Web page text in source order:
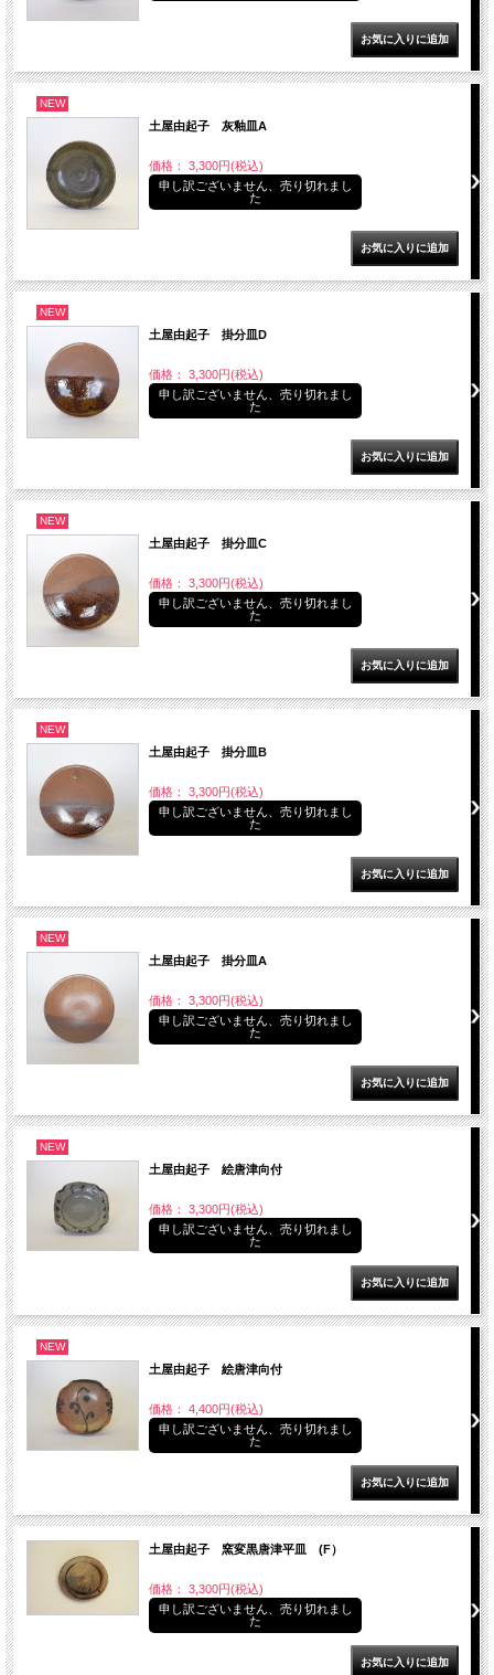
NEW
土屋由起子 灰釉皿A
価格： 3,300円(税込)
申し訳ございません、売り切れまし
た
NEW
土屋由起子 掛分皿D
価格： 3,300円(税込)
申し訳ございません、売り切れまし
た
NEW
土屋由起子 掛分皿C
価格： 3,300円(税込)
申し訳ございません、売り切れまし
た
NEW
土屋由起子 掛分皿B
価格： 3,300円(税込)
申し訳ございません、売り切れまし
た
NEW
土屋由起子 掛分皿A
価格： 3,300円(税込)
申し訳ございません、売り切れまし
た
NEW
土屋由起子 絵唐津向付
価格： 3,300円(税込)
申し訳ございません、売り切れまし
た
NEW
土屋由起子 絵唐津向付
価格： 4,400円(税込)
申し訳ございません、売り切れまし
た
土屋由起子 窯変黒唐津平皿 (F）
価格： 3,300円(税込)
申し訳ございません、売り切れまし
た